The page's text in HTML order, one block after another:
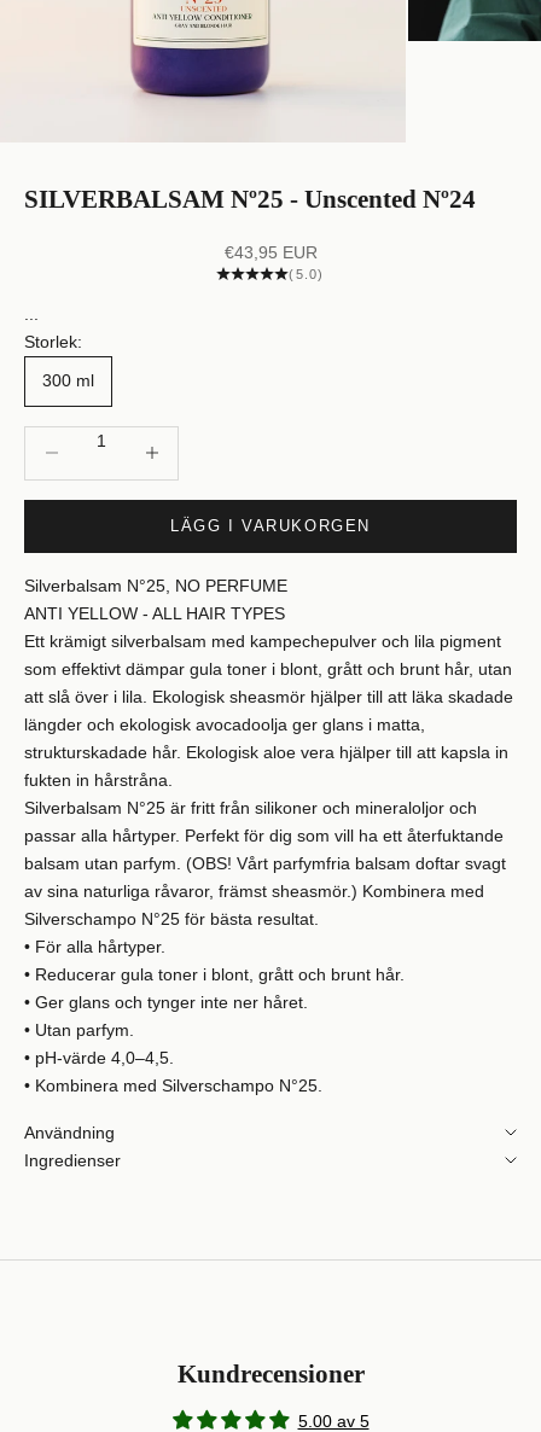
SILVERBALSAM Nº25 - Unscented Nº24
REA-pris
€43,95 EUR
(5.0)
Storlek:
300 ml
Minska antal
LÄGG I VARUKORGEN
Silverbalsam N°25, NO PERFUME
ANTI YELLOW - ALL HAIR TYPES
Ett krämigt silverbalsam med kampechepulver och lila pigment
som effektivt dämpar gula toner i blont, grått och brunt hår, utan
att slå över i lila. Ekologisk sheasmör hjälper till att läka skadade
längder och ekologisk avocadoolja ger glans i matta,
strukturskadade hår. Ekologisk aloe vera hjälper till att kapsla in
fukten in hårstråna.
Silverbalsam N°25 är fritt från silikoner och mineraloljor och
passar alla hårtyper. Perfekt för dig som vill ha ett återfuktande
balsam utan parfym. (OBS! Vårt parfymfria balsam doftar svagt
av sina naturliga råvaror, främst sheasmör.) Kombinera med
Silverschampo N°25 för bästa resultat.
• För alla hårtyper.
• Reducerar gula toner i blont, grått och brunt hår.
• Ger glans och tynger inte ner håret.
• Utan parfym.
• pH-värde 4,0–4,5.
• Kombinera med Silverschampo N°25.
Användning
Ingredienser
Kundrecensioner
5.00 av 5